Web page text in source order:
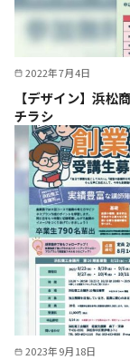
2022年7月4日
【デザイン】浜
チラシ
2023年9月18日